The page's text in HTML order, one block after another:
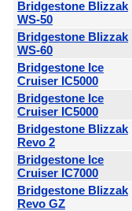
Bridgestone Blizzak
WS-50
Bridgestone Blizzak
WS-60
Bridgestone Ice
Cruiser IC5000
Bridgestone Ice
Cruiser IC5000
Bridgestone Blizzak
Revo 2
Bridgestone Ice
Cruiser IC7000
Bridgestone Blizzak
Revo GZ